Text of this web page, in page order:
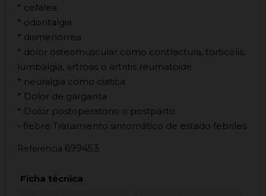
* cefalea
* odontalgia
* dismenorrea
* dolor osteomuscular como contractura, torticolis,
lumbalgia, artrosis o artritis reumatoide
* neuralgia como ciatica
* Dolor de garganta
* Dolor postoperatorio o postparto
- fiebre Tratamiento sintomático de estado febriles
Referencia 699453
Ficha técnica